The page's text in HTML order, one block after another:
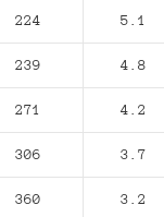
224 5.1
239 4.8
271 4.2
306 3.7
360 3.2